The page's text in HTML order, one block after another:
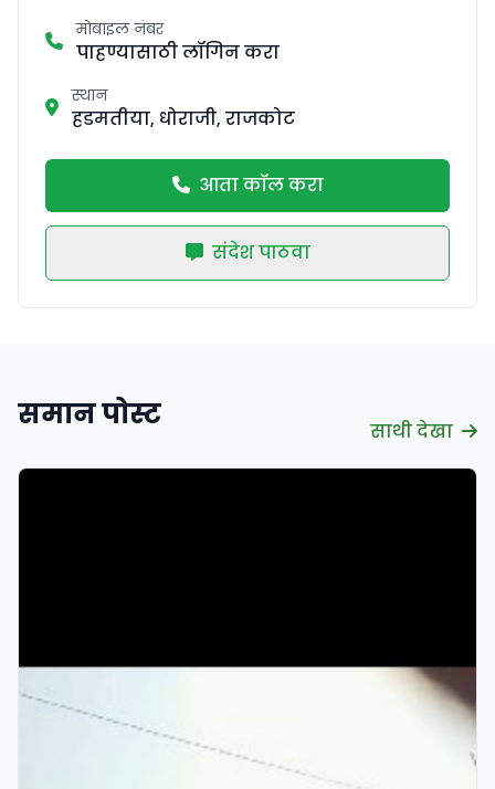
मोबाइल नंबर
पाहण्यासाठी लॉगिन करा
स्थान
हडमतीया, धोराजी, राजकोट
आता कॉल करा
संदेश पाठवा
समान पोस्ट साथी देखा